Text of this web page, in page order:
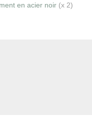
en acier noir (x 2)